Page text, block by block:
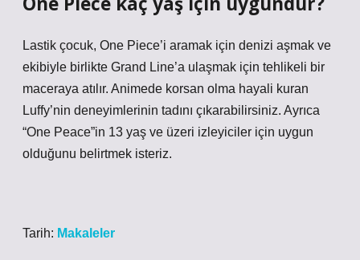
Lastik çocuk, One Piece’i aramak için denizi aşmak ve
ekibiyle birlikte Grand Line’a ulaşmak için tehlikeli bir
maceraya atılır. Animede korsan olma hayali kuran
Luffy’nin deneyimlerinin tadını çıkarabilirsiniz. Ayrıca
“One Peace”in 13 yaş ve üzeri izleyiciler için uygun
olduğunu belirtmek isteriz.
Tarih: Makaleler